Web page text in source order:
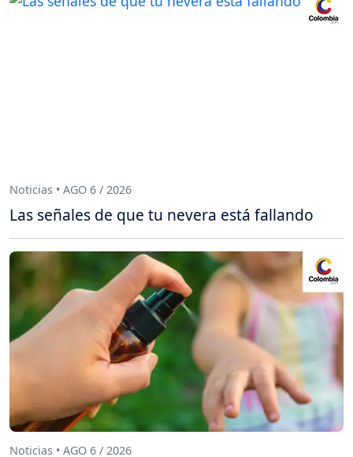
Noticias • AGO 6 / 2026
Las señales de que tu nevera está fallando
Noticias • AGO 6 / 2026